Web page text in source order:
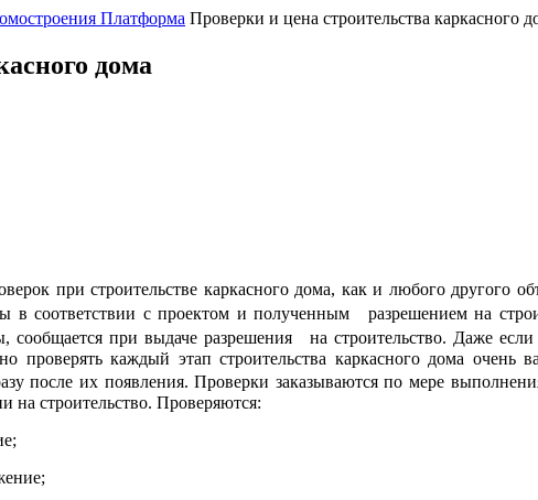
Платформа Проверки и цена строительства каркасного
дома
при строительстве каркасного дома, как и любого другого
в соответствии с проектом и полученным разрешением на
сообщается при выдаче разрешения на строительство. Даже
проверять каждый этап строительства каркасного дома
после их появления. Проверки заказываются по мере
на строительство. Проверяются: